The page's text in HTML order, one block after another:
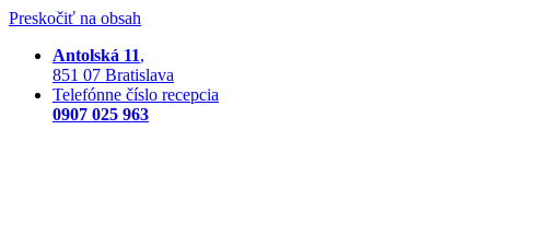
Preskočiť na obsah
Antolská 11,
851 07 Bratislava
Telefónne číslo recepcia
0907 025 963